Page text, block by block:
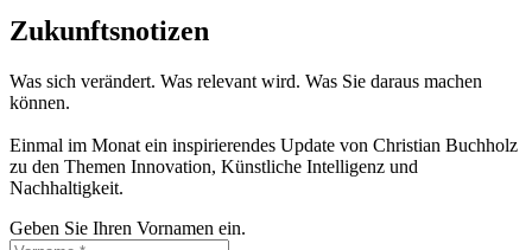
Zukunftsnotizen
Was sich verändert. Was relevant wird. Was Sie daraus machen
können.
Einmal im Monat ein inspirierendes Update von Christian Buchholz
zu den Themen Innovation, Künstliche Intelligenz und
Nachhaltigkeit.
Geben Sie Ihren Vornamen ein.